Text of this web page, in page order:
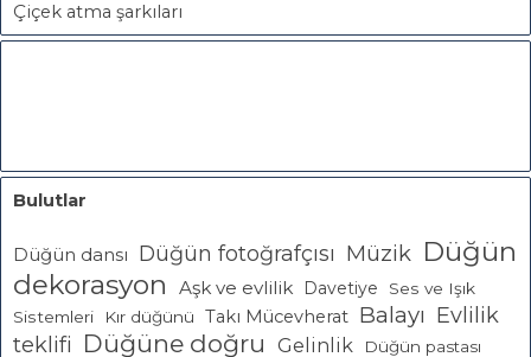
Çiçek atma şarkıları
Bulutlar
Düğün dansı Düğün fotoğrafçısı Müzik Düğün
dekorasyon
Aşk ve evlilik Davetiye
Ses ve Işık
Sistemleri
Kır düğünü Takı Mücevherat Balayı Evlilik
teklifi Düğüne doğru Gelinlik Düğün pastası